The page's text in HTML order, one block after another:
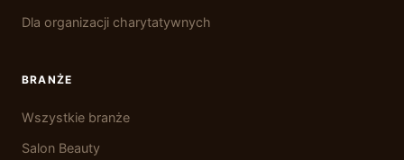
Dla organizacji charytatywnych
BRANŻE
Wszystkie branże
Salon Beauty